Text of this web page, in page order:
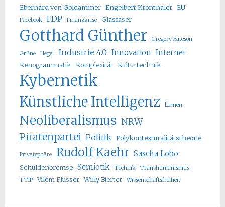
Eberhard von Goldammer Engelbert Kronthaler EU
Facebook FDP Finanzkrise Glasfaser
Gotthard Günther Gregory Bateson
Grüne Hegel Industrie 4.0 Innovation Internet
Kenogrammatik Komplexität Kulturtechnik
Kybernetik
Künstliche Intelligenz Lernen
Neoliberalismus NRW
Piratenpartei Politik Polykontexturalitätstheorie
Privatsphäre Rudolf Kaehr Sascha Lobo
Schuldenbremse Semiotik Technik
Transhumanismus
TTIP
Vilém Flusser Willy Bierter Wissenschaftsfreiheit